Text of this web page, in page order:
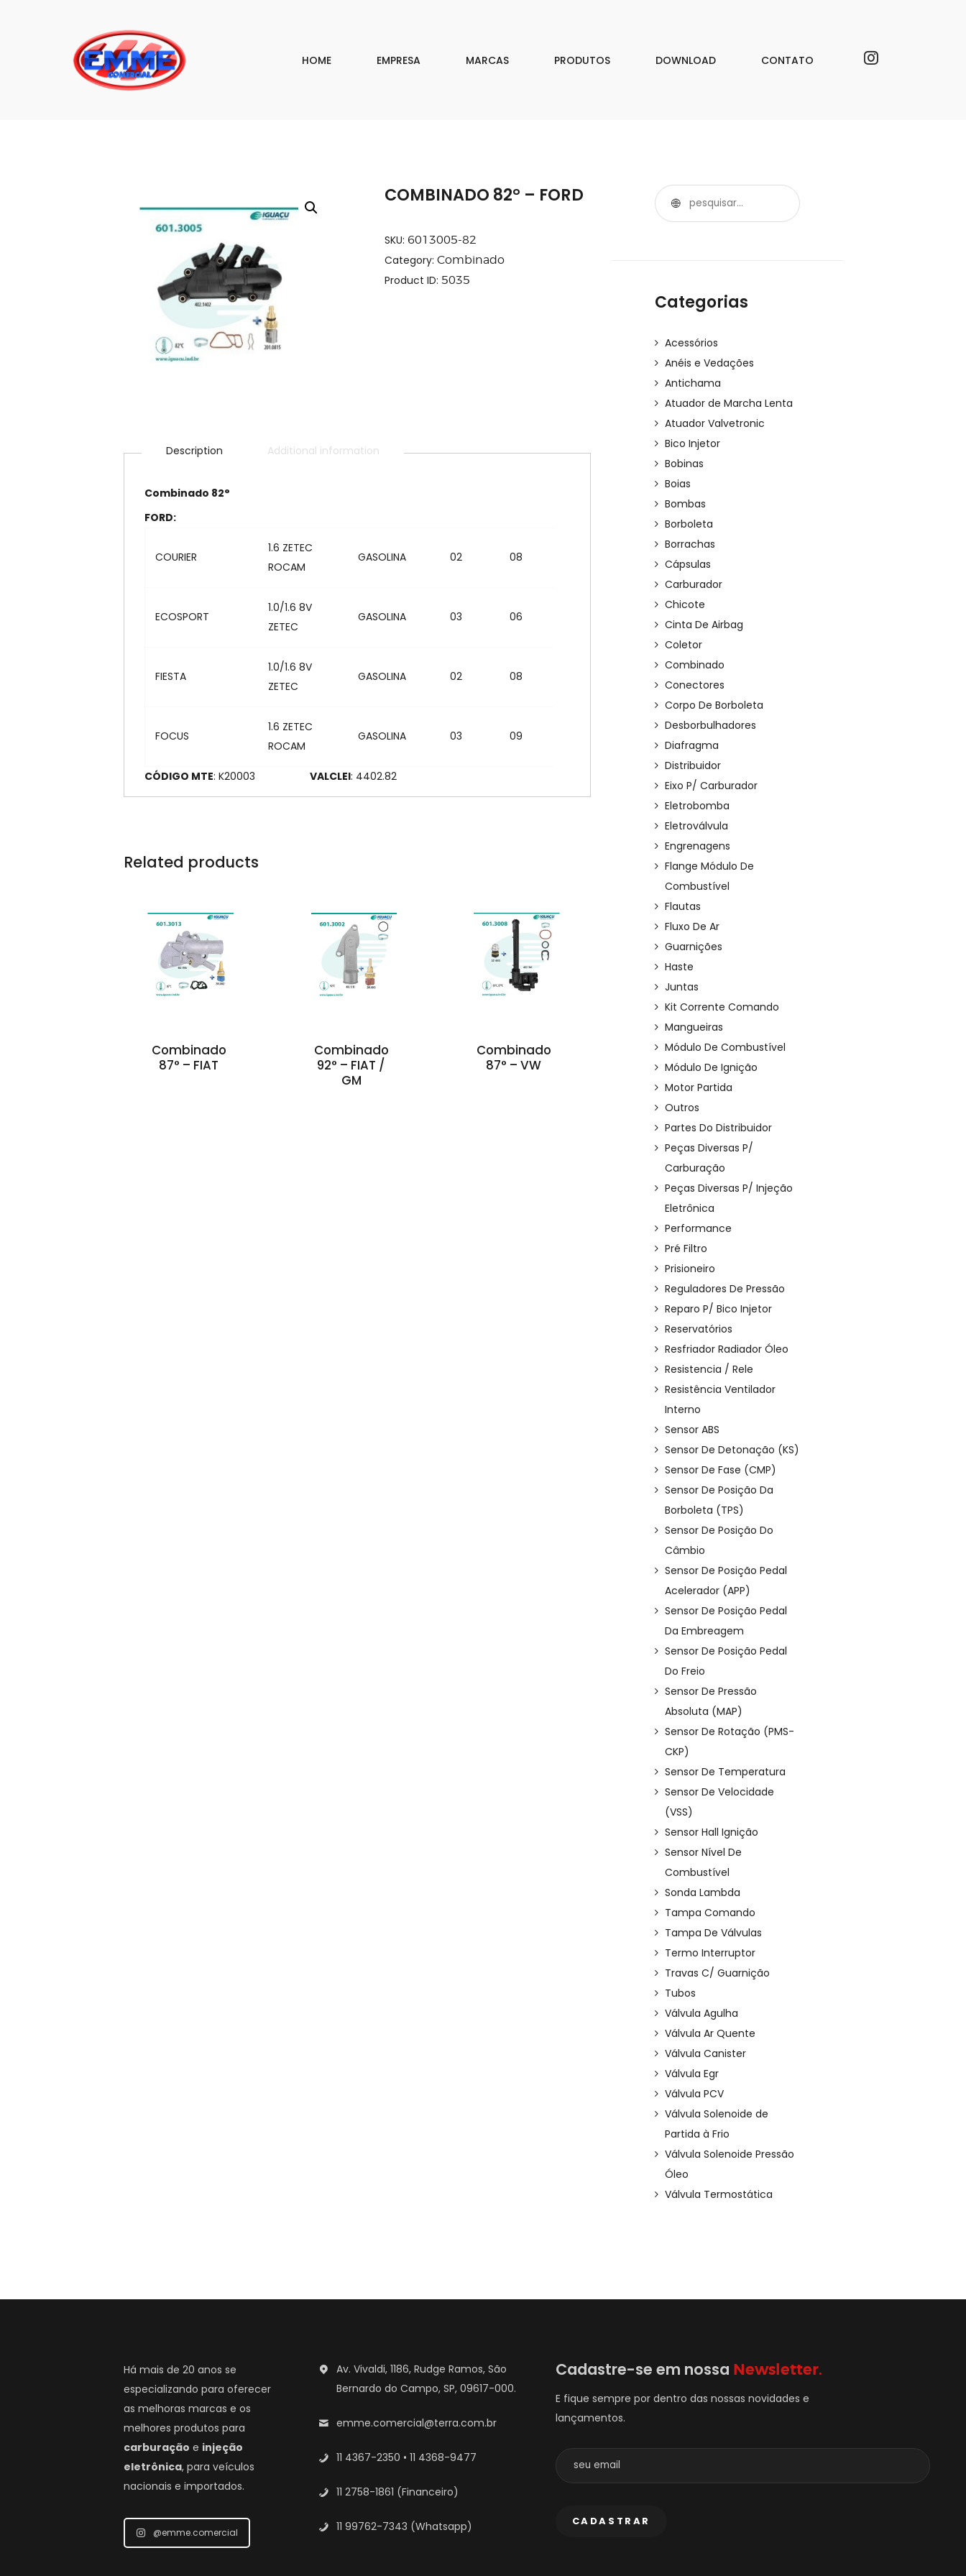
HOME EMPRESA MARCAS PRODUTOS DOWNLOAD CONTATO
PRODUTOS
COMBINADO 82° – FORD
SKU: 6013005-82
Category: Combinado
Product ID: 5035
Description Additional information
Combinado 82°
FORD:
COURIER
1.6 ZETEC
ROCAM
GASOLINA 02 08
ECOSPORT
1.0/1.6 8V
ZETEC
GASOLINA 03 06
FIESTA
1.0/1.6 8V
ZETEC
GASOLINA 02 08
FOCUS
1.6 ZETEC
ROCAM
GASOLINA 03 09
CÓDIGO MTE: K20003 VALCLEI: 4402.82
Related products
Combinado
87° – FIAT
Combinado
92° – FIAT /
GM
Combinado
87° – VW
PESQUISAR
Categorias
Acessórios
Anéis e Vedações
Antichama
Atuador de Marcha Lenta
Atuador Valvetronic
Bico Injetor
Bobinas
Boias
Bombas
Borboleta
Borrachas
Cápsulas
Carburador
Chicote
Cinta De Airbag
Coletor
Combinado
Conectores
Corpo De Borboleta
Desborbulhadores
Diafragma
Distribuidor
Eixo P/ Carburador
Eletrobomba
Eletroválvula
Engrenagens
Flange Módulo De
Combustível
Flautas
Fluxo De Ar
Guarnições
Haste
Juntas
Kit Corrente Comando
Mangueiras
Módulo De Combustível
Módulo De Ignição
Motor Partida
Outros
Partes Do Distribuidor
Peças Diversas P/
Carburação
Peças Diversas P/ Injeção
Eletrônica
Performance
Pré Filtro
Prisioneiro
Reguladores De Pressão
Reparo P/ Bico Injetor
Reservatórios
Resfriador Radiador Óleo
Resistencia / Rele
Resistência Ventilador
Interno
Sensor ABS
Sensor De Detonação (KS)
Sensor De Fase (CMP)
Sensor De Posição Da
Borboleta (TPS)
Sensor De Posição Do
Câmbio
Sensor De Posição Pedal
Acelerador (APP)
Sensor De Posição Pedal
Da Embreagem
Sensor De Posição Pedal
Do Freio
Sensor De Pressão
Absoluta (MAP)
Sensor De Rotação (PMS-
CKP)
Sensor De Temperatura
Sensor De Velocidade
(VSS)
Sensor Hall Ignição
Sensor Nível De
Combustível
Sonda Lambda
Tampa Comando
Tampa De Válvulas
Termo Interruptor
Travas C/ Guarnição
Tubos
Válvula Agulha
Válvula Ar Quente
Válvula Canister
Válvula Egr
Válvula PCV
Válvula Solenoide de
Partida à Frio
Válvula Solenoide Pressão
Óleo
Válvula Termostática
Há mais de 20 anos se
especializando para oferecer
as melhoras marcas e os
melhores produtos para
carburação e injeção
eletrônica, para veículos
nacionais e importados.
@emme.comercial
Av. Vivaldi, 1186, Rudge Ramos, São
Bernardo do Campo, SP, 09617-000.
emme.comercial@terra.com.br
11 4367-2350 • 11 4368-9477
11 2758-1861 (Financeiro)
11 99762-7343 (Whatsapp)
Cadastre-se em nossa Newsletter.
E fique sempre por dentro das nossas novidades e
lançamentos.